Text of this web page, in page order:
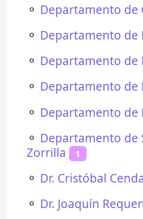
⚬ Departamento de
⚬ Departamento de
⚬ Departamento de
⚬ Departamento de
⚬ Departamento de
⚬ Departamento de
Zorrilla
1
⚬ Dr. Cristóbal
⚬ Dr. Joaquín